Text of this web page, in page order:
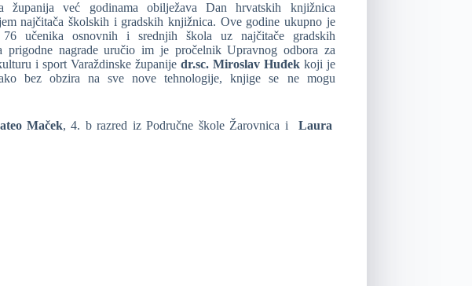
županija već godinama obilježava Dan hrvatskih knjižnica
najčitača školskih i gradskih knjižnica. Ove godine ukupno je
76 učenika osnovnih i srednjih škola uz najčitače gradskih
prigodne nagrade uručio im je pročelnik Upravnog odbora za
i sport Varaždinske županije dr.sc. Miroslav Huđekkoji je
bez obzira na sve nove tehnologije, knjige se ne mogu
Maček, 4. b razred iz Područne škole Žarovnica i
Laura